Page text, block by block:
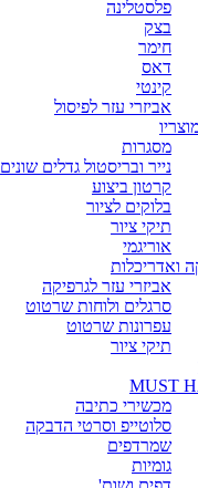
פלסטלינה
בצק
חימר
דאס
קינטי
אביזרי עזר לפיסול
מסגרות
נייר ובריסטול גדלים שונים
קרטון ביצוע
בלוקים לציור
תיקי ציור
אוריגמי
ואדריכלות
אביזרי עזר לגרפיקה
סרגלים ולוחות שרטוט
עפרונות שרטוט
תיקי ציור
MUST
מכשירי כתיבה
סלוטייפ וסרטי הדבקה
שמרדפים
גומיות